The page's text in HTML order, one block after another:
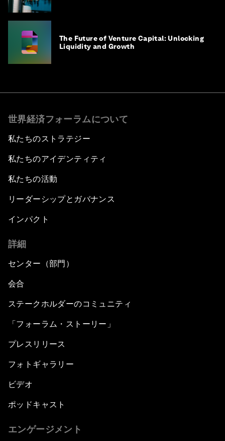
The Future of Venture Capital: Unlocking
Liquidity and Growth
世界経済フォーラムについて
私たちのストラテジー
私たちのアイデンティティ
私たちの活動
リーダーシップとガバナンス
インパクト
詳細
センター（部門）
会合
ステークホルダーのコミュニティ
「フォーラム・ストーリー」
プレスリリース
フォトギャラリー
ビデオ
ポッドキャスト
エンゲージメント